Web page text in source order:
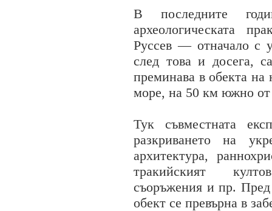
В последните
археологическата
Руссев — отначало с
след това и досега,
преминава в обекта
море, на 50 км южно
Тук съвместната
разкриването на
архитектура,
тракийският
съоръжения и пр. Пред
обект се превърна в